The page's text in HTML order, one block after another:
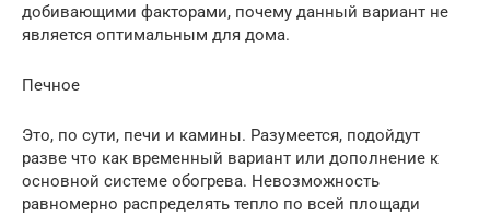
добивающими факторами, почему данный вариант не
является оптимальным для дома.
Печное
Это, по сути, печи и камины. Разумеется, подойдут
разве что как временный вариант или дополнение к
основной системе обогрева. Невозможность
равномерно распределять тепло по всей площади